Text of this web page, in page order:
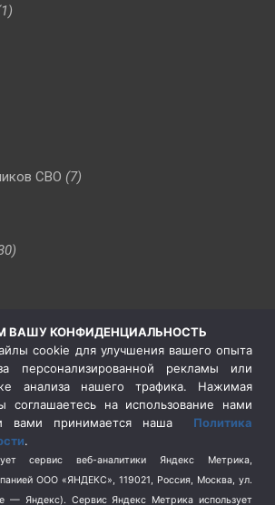
СВО (7)
(3)
(3)
(404)
ВАШУ КОНФИДЕНЦИАЛЬНОСТЬ
cookie для улучшения вашего опыта
персонализированной рекламы или
анализа нашего трафика. Нажимая
соглашаетесь на использование нами
вами принимается наша Политика
.
сервис веб-аналитики Яндекс Метрика,
ООО «ЯНДЕКС», 119021, Россия, Москва, ул.
— Яндекс). Сервис Яндекс Метрика использует